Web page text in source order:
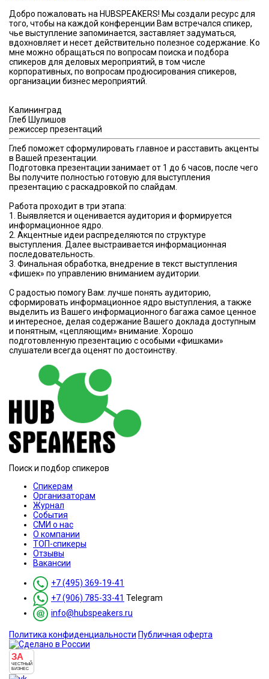
Добро пожаловать на HUBSPEAKERS! Мы создали ресурс для
того, чтобы на каждой конференции Вам встречался спикер,
чье выступление запоминается, заставляет задуматься,
вдохновляет и несет действительно полезное содержание. Ко
мне можно обращаться по вопросам поиска и подбора
спикеров для деловых мероприятий, в том числе
корпоративных, по вопросам продюсирования спикеров,
организации бизнес мероприятий.
Калининград
Глеб Шулишов
режиссер презентаций
Глеб поможет сформулировать главное и расставить акценты
в Вашей презентации.
Подготовка презентации занимает от 1 до 6 часов, после чего
Вы получите полностью готовую для выступления
презентацию с раскадровкой по слайдам.
Работа проходит в три этапа:
1. Выявляется и оценивается аудитория и формируется
информационное ядро.
2. Акцентные идеи распределяются по структуре
выступления. Далее выстраивается информационная
последовательность.
3. Финальная обработка, внедрение в текст выступления
«фишек» по управлению вниманием аудитории.
C радостью помогу Вам: лучше понять аудиторию,
сформировать информационное ядро выступления, а также
выделить из Вашего информационного багажа самое ценное
и интересное, делая содержание Вашего доклада доступным
и понятным, «цепляющим» внимание. Хорошо
подготовленную презентацию с особыми «фишками»
слушатели всегда оценят по достоинству.
Поиск и подбор спикеров
Спикерам
Организаторам
Журнал
События
СМИ о нас
О компании
ТОП-спикеры
Отзывы
Вакансии
+7 (495) 369-19-41
+7 (906) 785-33-41 Telegram
info@hubspeakers.ru
Политика конфиденциальности Публичная оферта
ЗА
ЧЕСТНЫЙ
БИЗНЕС